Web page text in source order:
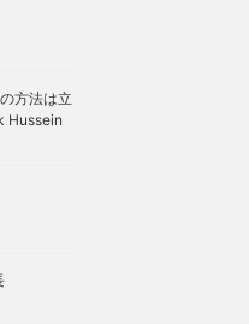
方法は立
Hussein